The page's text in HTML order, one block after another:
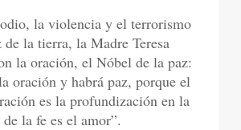
la violencia y el terrorismo
de la tierra, la Madre Teresa
la oración, el Nóbel de la paz:
oración y habrá paz, porque el
es la profundización en la
la fe es el amor”.